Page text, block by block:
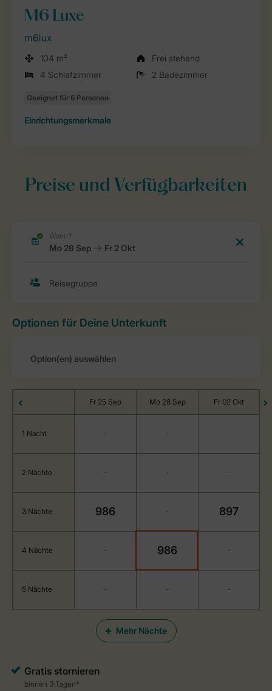
M6 Luxe
m6lux
104 m²
Frei stehend
4 Schlafzimmer
2 Badezimmer
Einrichtungsmerkmale
Preise und Verfügbarkeiten
Optionen für Deine Unterkunft
Mehr Nächte
Fr 25 Sep Mo 28 Sep Fr 02 Okt
1 Nacht - - -
2 Nächte - - -
3 Nächte 986 - 897
4 Nächte - 986 -
5 Nächte - - -